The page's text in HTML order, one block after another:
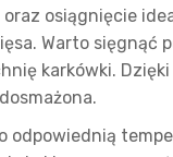
oraz osiągnięcie
Warto sięgnąć
karkówki.
odpowiednią